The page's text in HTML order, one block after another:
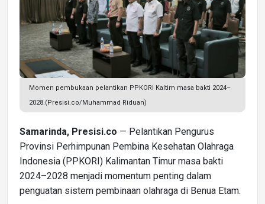
Momen pembukaan pelantikan PPKORI Kaltim masa bakti 2024–
2028.(Presisi.co/Muhammad Riduan)
Samarinda, Presisi.co — Pelantikan Pengurus
Provinsi Perhimpunan Pembina Kesehatan Olahraga
Indonesia (PPKORI) Kalimantan Timur masa bakti
2024–2028 menjadi momentum penting dalam
penguatan sistem pembinaan olahraga di Benua Etam.